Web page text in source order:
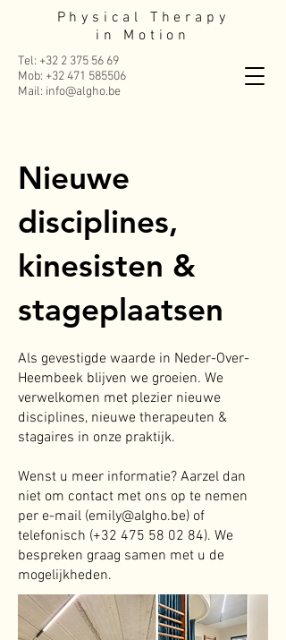
Tel: +32 2 375 56 69
Mob: +32 471 585506
Mail: info@algho.be
Physical Therapy
in Motion
Nieuwe
disciplines,
kinesisten &
stageplaatsen
Als gevestigde waarde in Neder-Over-
Heembeek blijven we groeien. We
verwelkomen met plezier nieuwe
disciplines, nieuwe therapeuten &
stagaires in onze praktijk.
Wenst u meer informatie? Aarzel dan
niet om contact met ons op te nemen
per e-mail (emily@algho.be) of
telefonisch (+32 475 58 02 84). We
bespreken graag samen met u de
mogelijkheden.